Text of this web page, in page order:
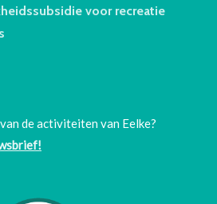
voor recreatie
de activiteiten van Eelke?